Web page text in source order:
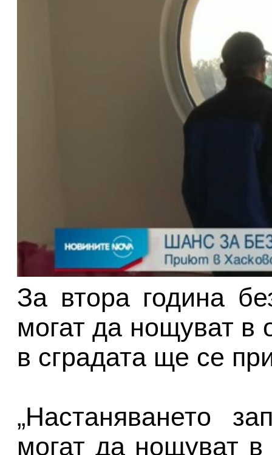
За втора година
могат да нощуват в
в сградата ще се
„Настаняването
могат да нощуват